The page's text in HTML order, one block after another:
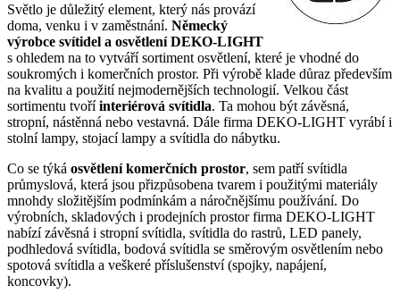
Světlo je důležitý element, který nás provází
doma, venku i v zaměstnání. Německý
výrobce svítidel a osvětlení DEKO-LIGHT
s ohledem na to vytváří sortiment osvětlení, které je vhodné do
soukromých i komerčních prostor. Při výrobě klade důraz především
na kvalitu a použití nejmodernějších technologií. Velkou část
sortimentu tvoříinteriérová svítidla. Ta mohou být závěsná,
stropní, nástěnná nebo vestavná. Dále firma DEKO-LIGHT vyrábí i
stolní lampy, stojací lampy a svítidla do nábytku.
Co se týká osvětlení komerčních prostor, sem patří svítidla
průmyslová, která jsou přizpůsobena tvarem i použitými materiály
mnohdy složitějším podmínkám a náročnějšímu používání. Do
výrobních, skladových i prodejních prostor firma DEKO-LIGHT
nabízí závěsná i stropní svítidla, svítidla do rastrů, LED panely,
podhledová svítidla, bodová svítidla se směrovým osvětlením nebo
spotová svítidla a veškeré příslušenství (spojky, napájení,
koncovky).